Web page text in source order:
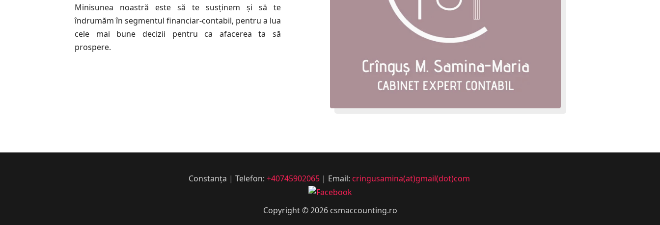
Minisunea noastră este să te susținem și să te
îndrumăm în segmentul financiar-contabil, pentru a lua
cele mai bune decizii pentru ca afacerea ta să
prospere.
Constanța | Telefon: +40745902065| Email: cringusamina(at)gmail(dot)com
Copyright © 2026 csmaccounting.ro